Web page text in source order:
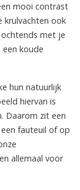
mooi contrast
krulvachten ook
ochtends met je
koude
hun natuurlijk
hiervan is
Daarom zit een
fauteuil of op
allemaal voor